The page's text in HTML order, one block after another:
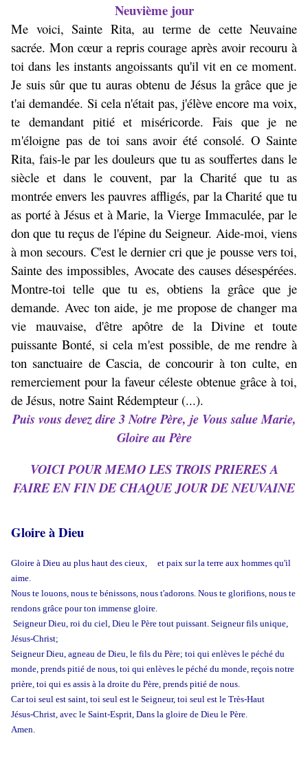
Neuvième jour
Me voici, Sainte Rita, au terme de cette Neuvaine
sacrée. Mon cœur a repris courage après avoir recouru à
toi dans les instants angoissants qu'il vit en ce moment.
Je suis sûr que tu auras obtenu de Jésus la grâce que je
t'ai demandée. Si cela n'était pas, j'élève encore ma voix,
te demandant pitié et miséricorde. Fais que je ne
m'éloigne pas de toi sans avoir été consolé. O Sainte
Rita, fais-le par les douleurs que tu as souffertes dans le
siècle et dans le couvent, par la Charité que tu as
montrée envers les pauvres affligés, par la Charité que tu
as porté à Jésus et à Marie, la Vierge Immaculée, par le
don que tu reçus de l'épine du Seigneur. Aide-moi, viens
à mon secours. C'est le dernier cri que je pousse vers toi,
Sainte des impossibles, Avocate des causes désespérées.
Montre-toi telle que tu es, obtiens la grâce que je
demande. Avec ton aide, je me propose de changer ma
vie mauvaise, d'être apôtre de la Divine et toute
puissante Bonté, si cela m'est possible, de me rendre à
ton sanctuaire de Cascia, de concourir à ton culte, en
remerciement pour la faveur céleste obtenue grâce à toi,
de Jésus, notre Saint Rédempteur (...).
Puis vous devez dire 3 Notre Père, je Vous salue Marie,
Gloire au Père
VOICI POUR MEMO LES TROIS PRIERES A
FAIRE EN FIN DE CHAQUE JOUR DE NEUVAINE
Gloire à Dieu
Gloire à Dieu au plus haut des cieux, et paix sur la terre aux hommes qu'il
aime.
Nous te louons, nous te bénissons, nous t'adorons. Nous te glorifions, nous te
rendons grâce pour ton immense gloire.
Seigneur Dieu, roi du ciel, Dieu le Père tout puissant. Seigneur fils unique,
Jésus-Christ;
Seigneur Dieu, agneau de Dieu, le fils du Père; toi qui enlèves le péché du
monde, prends pitié de nous, toi qui enlèves le péché du monde, reçois notre
prière, toi qui es assis à la droite du Père, prends pitié de nous.
Car toi seul est saint, toi seul est le Seigneur, toi seul est le Très-Haut
Jésus-Christ, avec le Saint-Esprit, Dans la gloire de Dieu le Père.
Amen.